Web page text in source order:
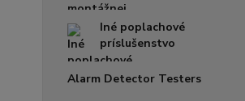
Iné poplachové
príslušenstvo
Alarm Detector Testers